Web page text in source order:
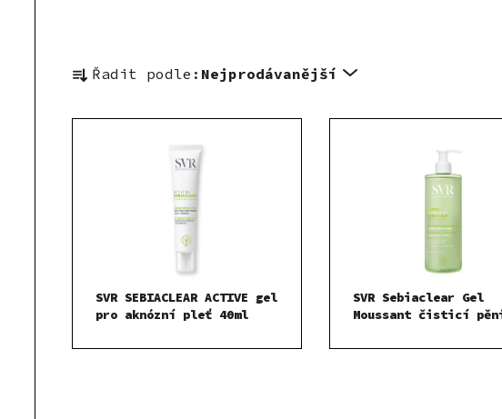
a
t
Řadit podle: Nejprodávanější
V
u
SVR SEBIACLEAR ACTIVE gel
pro aknózní pleť 40ml
SVR Sebiaclear Gel
Moussant čisticí
problematickou pleť